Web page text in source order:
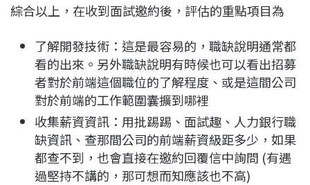
綜合以上，在收到面試邀約後，評估的重點項目為
了解開發技術：這是最容易的，職缺說明通常都
看的出來。另外職缺說明有時候也可以看出招募
者對於前端這個職位的了解程度、或是這間公司
對於前端的工作範圍囊擴到哪裡
收集薪資資訊：用批踢踢、面試趣、人力銀行職
缺資訊、查那間公司的前端薪資級距多少，如果
都查不到，也會直接在邀約回覆信中詢問 (有遇
過堅持不講的，那可想而知應該也不高)